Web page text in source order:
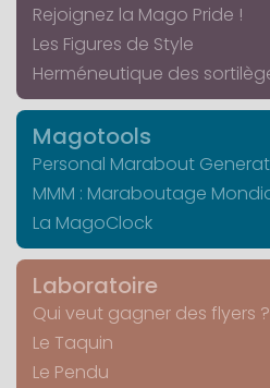
Rejoignez la Mago Pride !
Les Figures de Style
Herméneutique des
Magotools
Personal Marabout
MMM : Maraboutage
La MagoClock
Laboratoire
Qui veut gagner des flyers ?
Le Taquin
Le Pendu